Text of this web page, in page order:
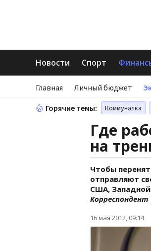
Новости Спорт
Главная Личный бюджет
Горячие темы: Коммуналка
Где
на
Чтобы
отправляют
США,
Корреспондент
16 мая 2012, 09:14